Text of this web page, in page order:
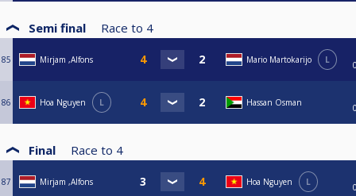
Semi final Race to 4
85 Mirjam ,Alfons Mario Martokarijo L
86 Hoa Nguyen L Hassan Osman
Final Race to 4
87 Mirjam ,Alfons Hoa Nguyen L